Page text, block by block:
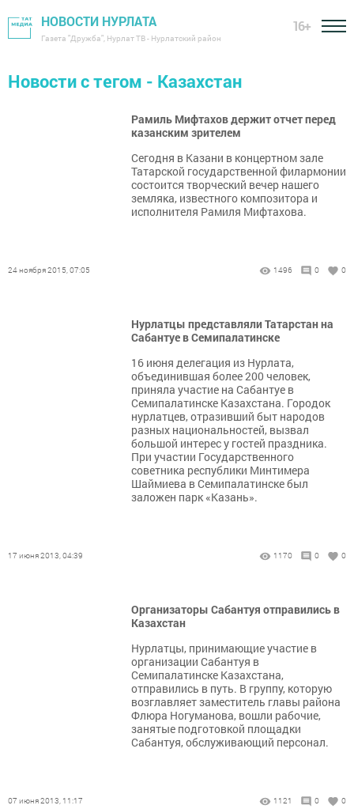
НОВОСТИ НУРЛАТА
Газета "Дружба", Нурлат ТВ - Нурлатский район
16+
Новости с тегом - Казахстан
Рамиль Мифтахов держит отчет перед
казанским зрителем
Сегодня в Казани в концертном зале
Татарской государственной филармонии
состоится творческий вечер нашего
земляка, известного композитора и
исполнителя Рамиля Мифтахова.
24 ноября 2015, 07:05 1496 0 0
Нурлатцы представляли Татарстан на
Сабантуе в Семипалатинске
16 июня делегация из Нурлата,
объединившая более 200 человек,
приняла участие на Сабантуе в
Семипалатинске Казахстана. Городок
нурлатцев, отразивший быт народов
разных национальностей, вызвал
большой интерес у гостей праздника.
При участии Государственного
советника республики Минтимера
Шаймиева в Семипалатинске был
заложен парк «Казань».
17 июня 2013, 04:39 1170 0 0
Организаторы Сабантуя отправились в
Казахстан
Нурлатцы, принимающие участие в
организации Сабантуя в
Семипалатинске Казахстана,
отправились в путь. В группу, которую
возглавляет заместитель главы района
Флюра Ногуманова, вошли рабочие,
занятые подготовкой площадки
Сабантуя, обслуживающий персонал.
07 июня 2013, 11:17 1121 0 0